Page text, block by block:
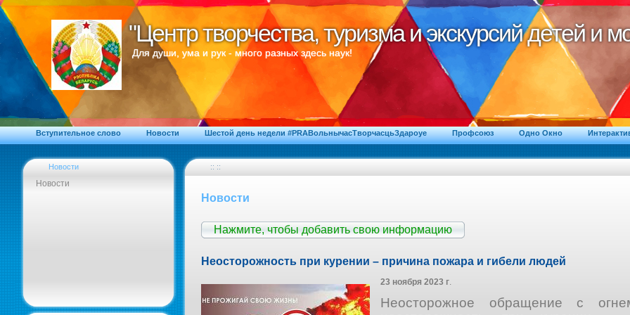
"Центр творчества, туризма и экскурсий детей и
"Центр творчества, туризма и экскурсий детей и
Для души, ума и рук - много разных здесь наук!
Вступительное слово Новости Шестой день недели #PRAВольнычасТворчасцьЗдароуе Профсоюз Одно Окно
Новости
Новости
:: ::
Новости
Нажмите, чтобы добавить свою информацию
Неосторожность при курении – причина пожара и гибели людей
23 ноября 2023 г.
Неосторожное обращение с